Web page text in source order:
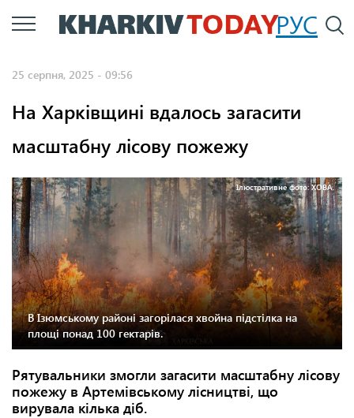
Перейти
до
РУС
25 серпня, 2025 - 09:56
На Харківщині вдалось загасити
масштабну лісову пожежу
Ілюстративне фото: ХОВА.
В Ізюмському районі загорілася хвойна підстілка на
площі понад 100 гектарів.
Рятувальники змогли загасити масштабну лісову
пожежу в Артемівському лісництві, що
вирувала кілька діб.